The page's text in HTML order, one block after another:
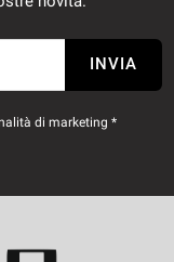
INVIA
di marketing *